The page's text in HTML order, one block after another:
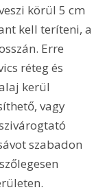
körül 5 cm
kell teríteni, a
Erre
réteg és
kerül
vagy
szabadon